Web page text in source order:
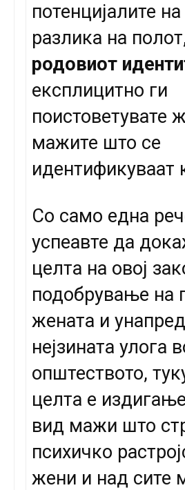
потенцијалите
разлика на
родовиот
експлицитно ги
поистоветувате
мажите што се
идентификуваат
Со само една
успеавте да
целта на овој
подобрување на
жената и
нејзината улога
општеството,
целта е
вид мажи што
психичко
жени и над сите